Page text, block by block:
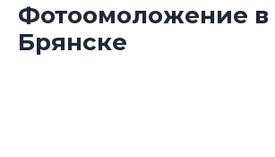
Фотоомоложение в
Брянске